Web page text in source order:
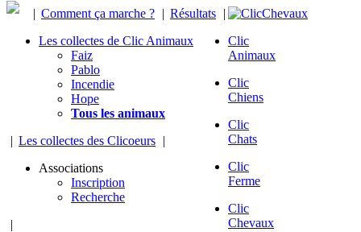
| Comment ça marche ? | Résultats |
Les collectes de Clic Animaux
Faiz
Pablo
Incendie
Hope
Tous les animaux
| Les collectes des Clicoeurs |
Associations
Inscription
Recherche
|
Clic
Animaux
Clic
Chiens
Clic
Chats
Clic
Ferme
Clic
Chevaux